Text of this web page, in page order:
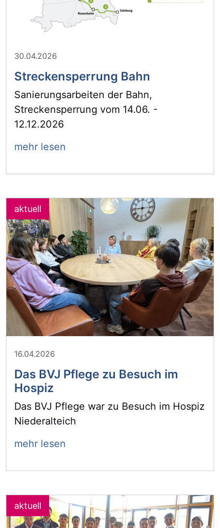
30.04.2026
Streckensperrung Bahn
Sanierungsarbeiten der Bahn,
Streckensperrung vom 14.06. -
12.12.2026
mehr lesen
16.04.2026
Das BVJ Pflege zu Besuch im
Hospiz
Das BVJ Pflege war zu Besuch im Hospiz
Niederalteich
mehr lesen